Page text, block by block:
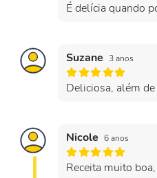
É delícia quando
Suzane 3 anos
Deliciosa, além
Nicole 6 anos
Receita muito